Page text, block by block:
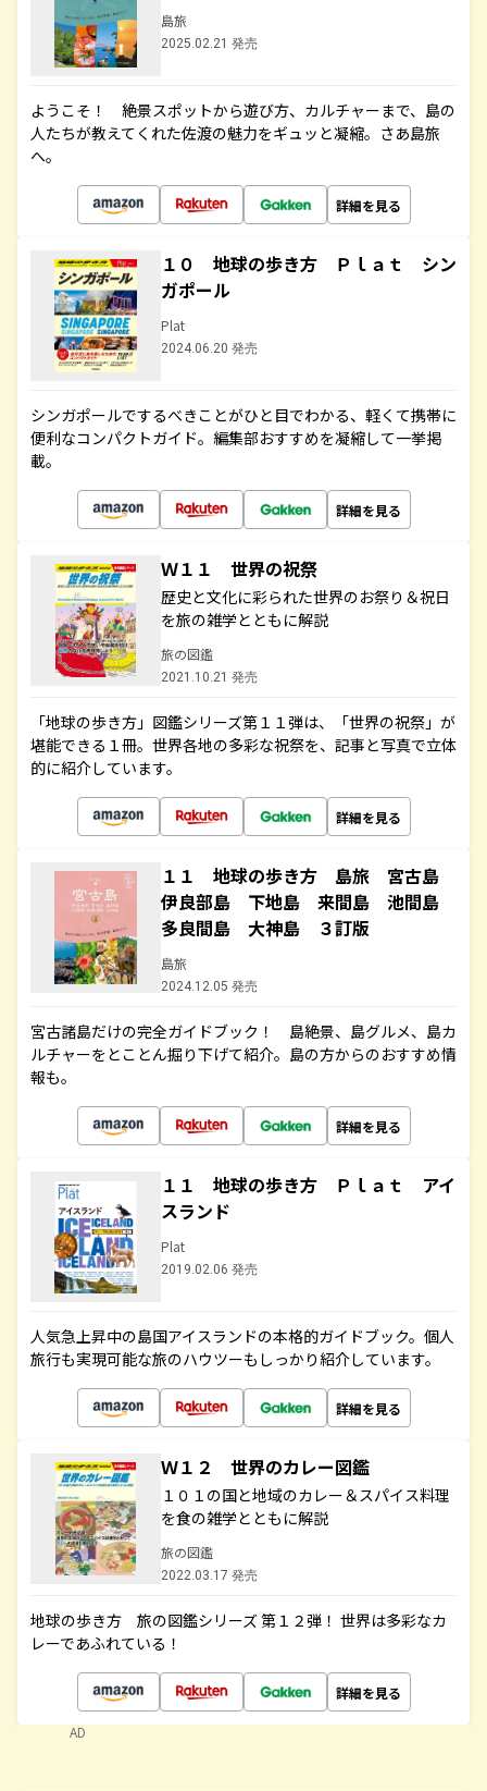
島旅
2025.02.21 発売
ようこそ！ 絶景スポットから遊び方、カルチャーまで、島の
人たちが教えてくれた佐渡の魅力をギュッと凝縮。さあ島旅
へ。
詳細を見る
１０ 地球の歩き方 Ｐｌａｔ シン
ガポール
Plat
2024.06.20 発売
シンガポールでするべきことがひと目でわかる、軽くて携帯に
便利なコンパクトガイド。編集部おすすめを凝縮して一挙掲
載。
詳細を見る
Ｗ１１ 世界の祝祭
歴史と文化に彩られた世界のお祭り＆祝日
を旅の雑学とともに解説
旅の図鑑
2021.10.21 発売
「地球の歩き方」図鑑シリーズ第１１弾は、「世界の祝祭」が
堪能できる１冊。世界各地の多彩な祝祭を、記事と写真で立体
的に紹介しています。
詳細を見る
１１ 地球の歩き方 島旅 宮古島
伊良部島 下地島 来間島 池間島
多良間島 大神島 ３訂版
島旅
2024.12.05 発売
宮古諸島だけの完全ガイドブック！ 島絶景、島グルメ、島カ
ルチャーをとことん掘り下げて紹介。島の方からのおすすめ情
報も。
詳細を見る
１１ 地球の歩き方 Ｐｌａｔ アイ
スランド
Plat
2019.02.06 発売
人気急上昇中の島国アイスランドの本格的ガイドブック。個人
旅行も実現可能な旅のハウツーもしっかり紹介しています。
詳細を見る
Ｗ１２ 世界のカレー図鑑
１０１の国と地域のカレー＆スパイス料理
を食の雑学とともに解説
旅の図鑑
2022.03.17 発売
地球の歩き方 旅の図鑑シリーズ 第１２弾！ 世界は多彩なカ
レーであふれている！
詳細を見る
AD